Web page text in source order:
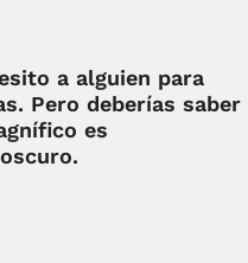
a alguien para
Pero deberías saber
es